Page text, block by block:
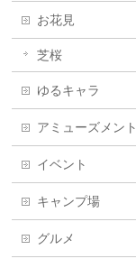
お花見
芝桜
ゆるキャラ
アミューズメント
イベント
キャンプ場
グルメ